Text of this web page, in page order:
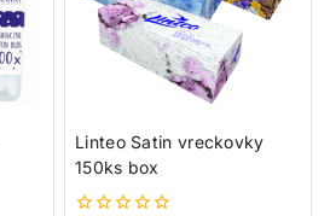
Linteo Satin vreckovky
150ks box